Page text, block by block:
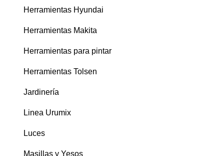
Herramientas Hyundai
Herramientas Makita
Herramientas para pintar
Herramientas Tolsen
Jardinería
Linea Urumix
Luces
Masillas y Yesos